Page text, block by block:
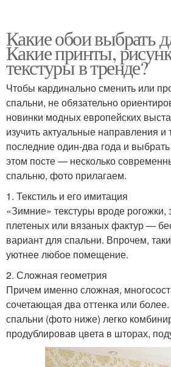
Какие обои выбрать
Какие принты,
текстуры в тренде?
Чтобы кардинально сменить или
спальни, не обязательно
новинки модных европейских
изучить актуальные направления и
последние один-два года и
этом посте — несколько
спальню, фото прилагаем.
1. Текстиль и его имитация
«Зимние» текстуры вроде
плетеных или вязаных фактур —
вариант для спальни. Впрочем,
уютнее любое помещение.
2. Сложная геометрия
Причем именно сложная,
сочетающая два оттенка или
спальни (фото ниже) легко
продублировав цвета в шторах,